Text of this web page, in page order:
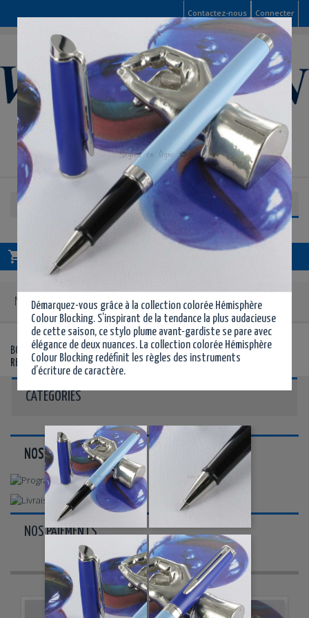
Contactez-nous Connecter

shopping_cart Panier Vide
MENU
BOUTIQUE AGRÉÉE WATERMAN©- VENTE DE STYLOS WATERMAN©,
RECHARGES, ÉTUIS ET PARURES
CATÉGORIES
NOS AVANTAGES ...
NOS PAIEMENTS ...
Démarquez-vous grâce à la collection colorée Hémisphère
Colour Blocking. S’inspirant de la tendance la plus audacieuse
de cette saison, ce stylo plume avant-gardiste se pare avec
élégance de deux nuances. La collection colorée Hémisphère
Colour Blocking redéfinit les règles des instruments
d’écriture de caractère.